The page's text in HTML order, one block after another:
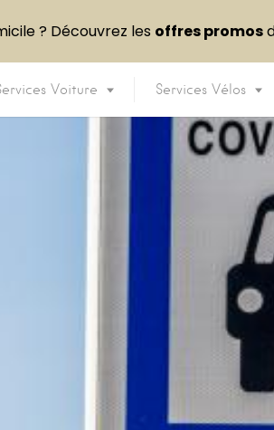
Voiture Services Vélos
? Découvrez les offres promos